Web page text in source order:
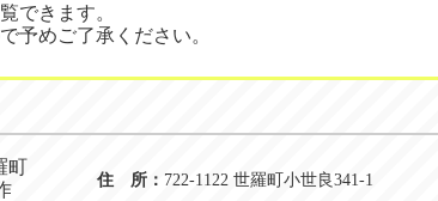
できます。
予めご了承ください。
町
住 所： 722-1122 世羅町小世良341-1